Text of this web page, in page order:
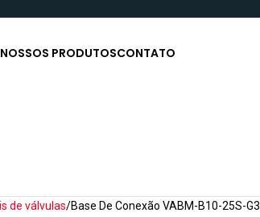
NOSSOS PRODUTOSCONTATO
de válvulas Base De Conexão VABM-B10-25S-